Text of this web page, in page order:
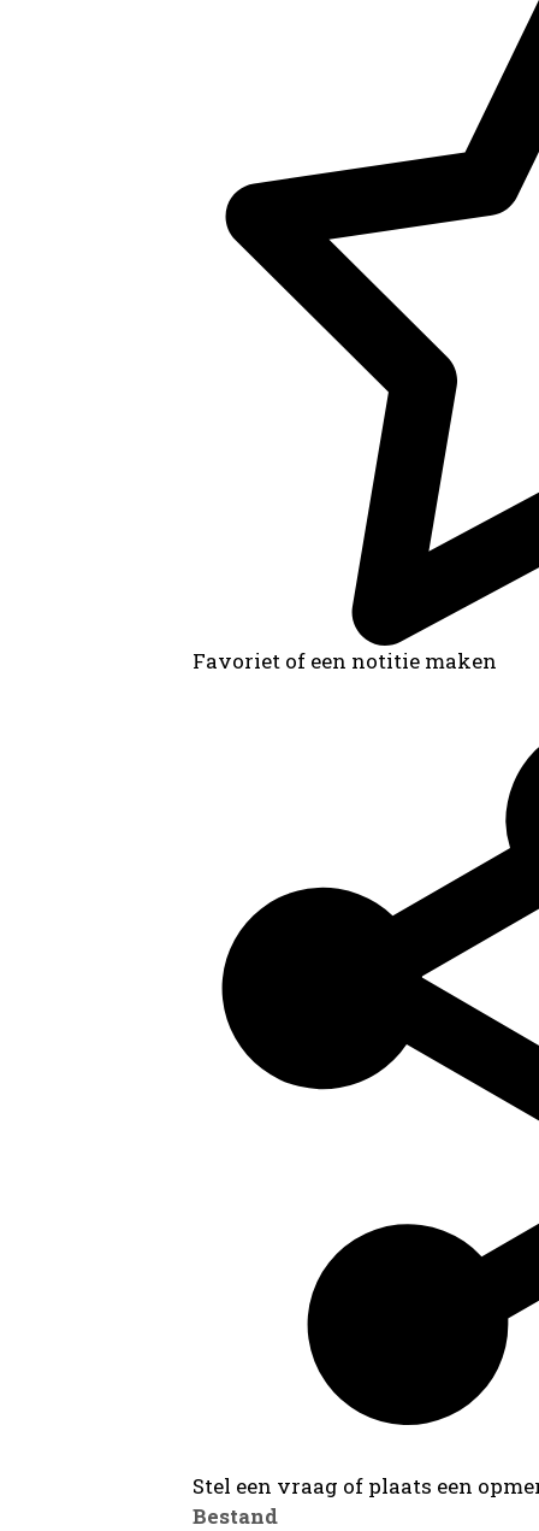
Favoriet of een notitie maken
Stel een vraag of plaats een
Bestand